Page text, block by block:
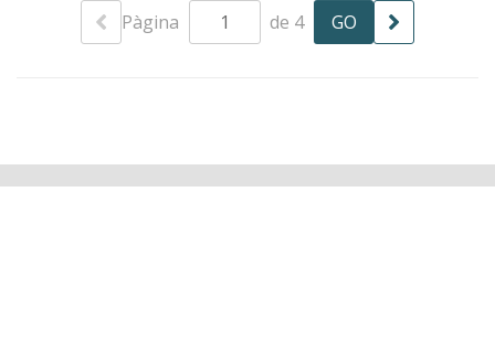
Pàgina de 4